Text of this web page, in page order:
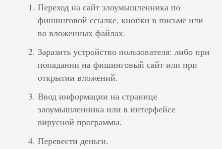
Переход на сайт злоумышленника по
фишинговой ссылке, кнопки в письме или
во вложенных файлах.
Заразить устройство пользователя: либо при
попадании на фишинговый сайт или при
открытии вложений.
Ввод информации на странице
злоумышленника или в интерфейсе
вирусной программы.
Перевести деньги.